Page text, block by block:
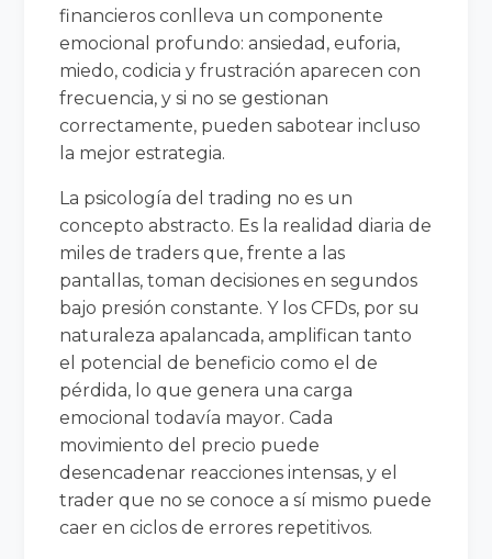
financieros conlleva un componente
emocional profundo: ansiedad, euforia,
miedo, codicia y frustración aparecen con
frecuencia, y si no se gestionan
correctamente, pueden sabotear incluso
la mejor estrategia.
La psicología del trading no es un
concepto abstracto. Es la realidad diaria de
miles de traders que, frente a las
pantallas, toman decisiones en segundos
bajo presión constante. Y los CFDs, por su
naturaleza apalancada, amplifican tanto
el potencial de beneficio como el de
pérdida, lo que genera una carga
emocional todavía mayor. Cada
movimiento del precio puede
desencadenar reacciones intensas, y el
trader que no se conoce a sí mismo puede
caer en ciclos de errores repetitivos.